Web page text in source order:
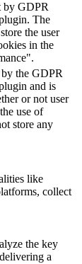
by GDPR
The
the user
in the
the GDPR
and is
or not user
use of
store any
like
collect
the key
a